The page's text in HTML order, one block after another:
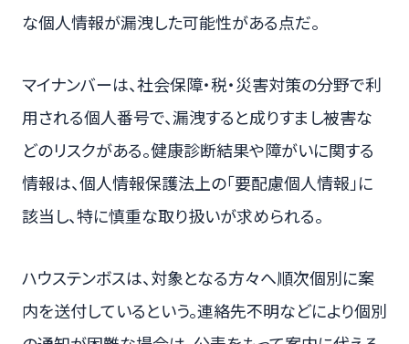
な個人情報が漏洩した可能性がある点だ。
マイナンバーは、社会保障・税・災害対策の分野で利
用される個人番号で、漏洩すると成りすまし被害な
どのリスクがある。健康診断結果や障がいに関する
情報は、個人情報保護法上の「要配慮個人情報」に
該当し、特に慎重な取り扱いが求められる。
ハウステンボスは、対象となる方々へ順次個別に案
内を送付しているという。連絡先不明などにより個別